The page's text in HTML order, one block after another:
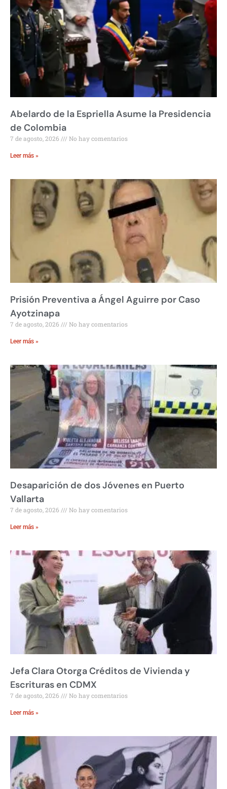
Abelardo de la Espriella Asume la Presidencia
de Colombia
7 de agosto, 2026 No hay comentarios
Leer más »
Prisión Preventiva a Ángel Aguirre por Caso
Ayotzinapa
7 de agosto, 2026 No hay comentarios
Leer más »
Desaparición de dos Jóvenes en Puerto
Vallarta
7 de agosto, 2026 No hay comentarios
Leer más »
Jefa Clara Otorga Créditos de Vivienda y
Escrituras en CDMX
7 de agosto, 2026 No hay comentarios
Leer más »